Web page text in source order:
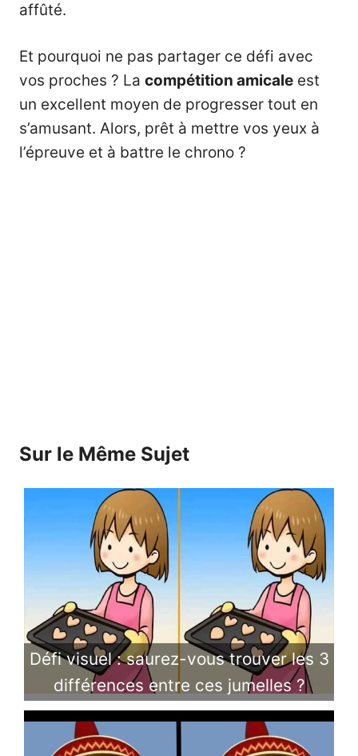
affûté.
Et pourquoi ne pas partager ce défi avec
vos proches ? La compétition amicale est
un excellent moyen de progresser tout en
s’amusant. Alors, prêt à mettre vos yeux à
l’épreuve et à battre le chrono ?
Sur le Même Sujet
Défi visuel : saurez-vous trouver les 3
différences entre ces jumelles ?